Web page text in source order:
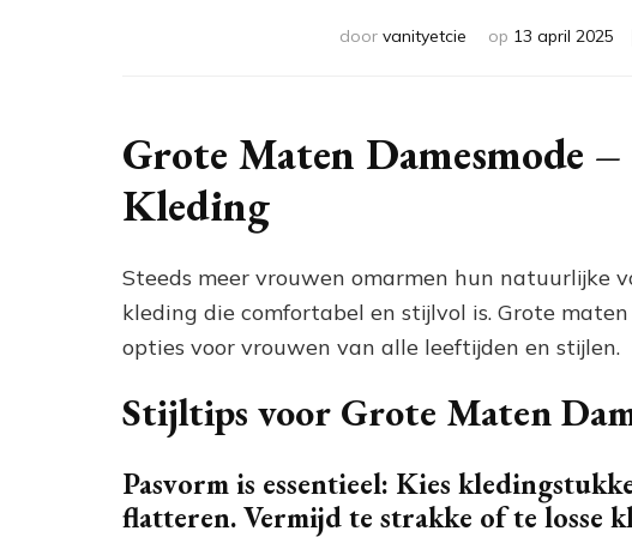
door vanityetcie op 13 april 2025
Grote Maten Damesmode
Kleding
Steeds meer vrouwen omarmen hun natuurlijke
kleding die comfortabel en stijlvol is. Grote
opties voor vrouwen van alle leeftijden en stijlen.
Stijltips voor Grote Maten
Pasvorm is essentieel: Kies
flatteren. Vermijd te strakke of te losse